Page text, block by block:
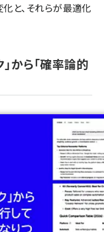
と、それらが最適化
から「確率論的